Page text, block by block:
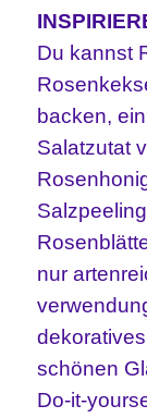
Du kannst
backen,
Salatzutat
nur
schönen
Do-it-